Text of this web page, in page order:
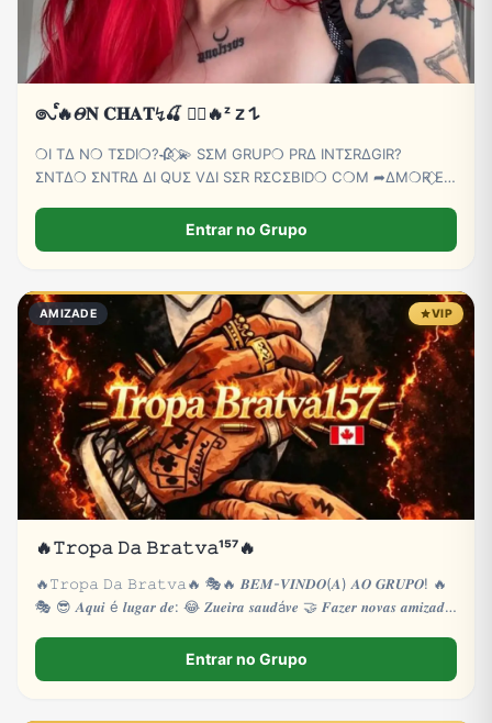
Vídeos
𑇢ᩘ🔥𝛩𝐍 𝐂𝐇𝐀𝐓↯🍒 ⃝⃔‌‌🔥ᶻ 𝗓 𐰁
❍I TΔ N❍ TΣDI❍?🥀 ⃟💫 SΣM GRUP❍ PRΔ INTΣRΔGIR?
ΣNTΔ❍ ΣNTRΔ ΔI QUΣ VΔI SΣR RΣCΣBID❍ C❍M ➦∆M❍R ⃟E
Entrar no Grupo
AMIZADE VIP
🔥𝚃𝚛𝚘𝚙𝚊 𝙳𝚊 𝙱𝚛𝚊𝚝𝚟𝚊¹⁵⁷🔥
🔥𝚃𝚛𝚘𝚙𝚊 𝙳𝚊 𝙱𝚛𝚊𝚝𝚟𝚊🔥 🎭🔥 𝑩𝑬𝑴-𝑽𝑰𝑵𝑫𝑶(𝑨) 𝑨𝑶 𝑮𝑹𝑼𝑷𝑶! 🔥
🎭 😎 𝑨𝒒𝒖𝒊 é 𝒍𝒖𝒈𝒂𝒓 𝒅𝒆: 😂 𝒁𝒖𝒆𝒊𝒓𝒂 𝒔𝒂𝒖𝒅á𝒗𝒆 🤝 𝑭𝒂𝒛𝒆𝒓 𝒏𝒐𝒗𝒂𝒔 𝒂𝒎𝒊𝒛𝒂𝒅𝒆𝒔
Entrar no Grupo